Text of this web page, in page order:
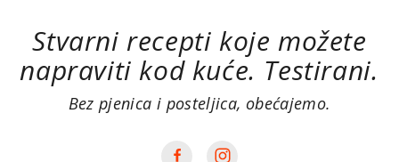
Stvarni recepti koje možete
napraviti kod kuće. Testirani.
Bez pjenica i posteljica, obećajemo.